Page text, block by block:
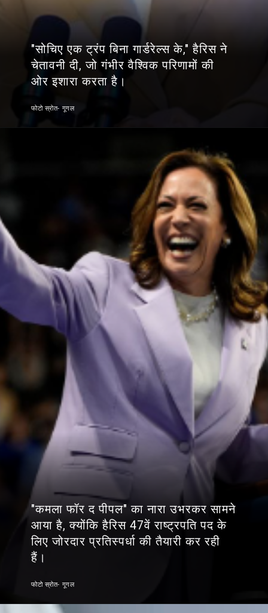
"सोचिए एक ट्रंप बिना गार्डरेल्स के," हैरिस ने
चेतावनी दी, जो गंभीर वैश्विक परिणामों की
ओर इशारा करता है।
फोटो स्रोत- गूगल
"कमला फॉर द पीपल" का नारा उभरकर सामने
आया है, क्योंकि हैरिस 47वें राष्ट्रपति पद के
लिए जोरदार प्रतिस्पर्धा की तैयारी कर रही
हैं।
फोटो स्रोत- गूगल